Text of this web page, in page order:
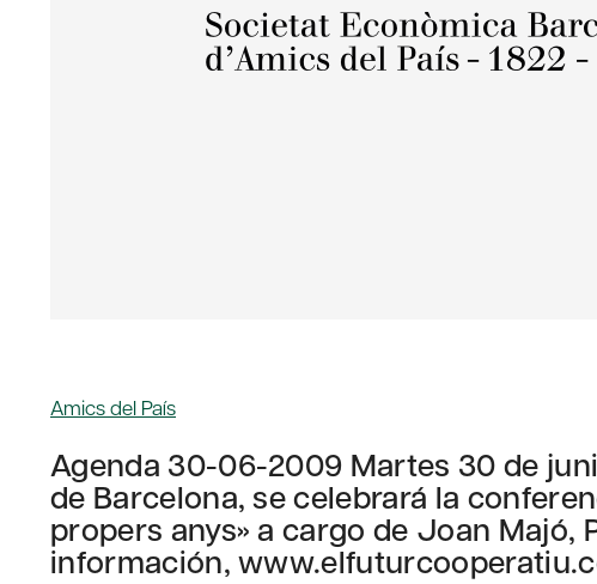
Amics del País
Agenda 30-06-2009 Martes 30 de
de Barcelona, se celebrará la
propers anys» a cargo de Joan Majó,
información,